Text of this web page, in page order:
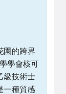
園的跨界
學會核可
級技術士
一種質感